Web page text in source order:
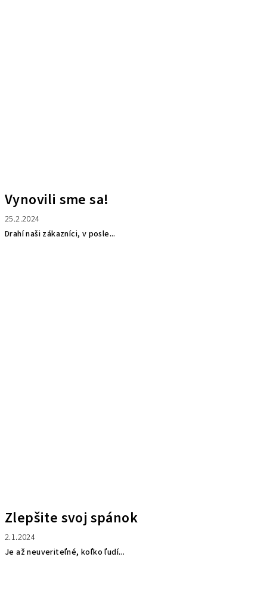
Vynovili sme sa!
25.2.2024
Drahí naši zákazníci, v posle...
Zlepšite svoj spánok
2.1.2024
Je až neuveriteľné, koľko ľudí...